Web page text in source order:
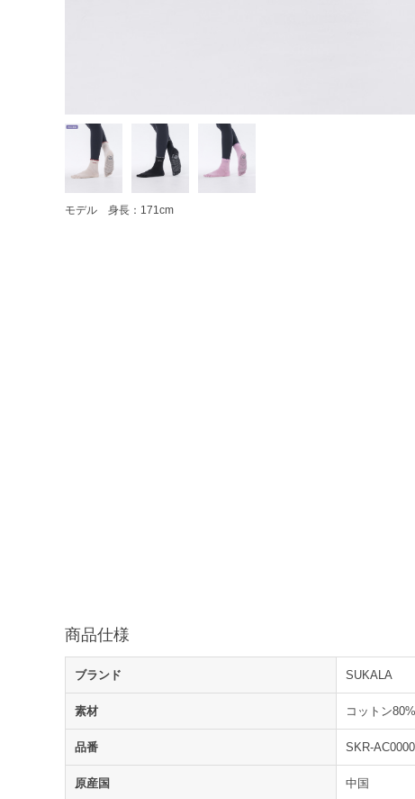
モデル 身長：171cm
商品仕様
ブランド SUKALA
素材 コットン
品番 SKR-
原産国 中国